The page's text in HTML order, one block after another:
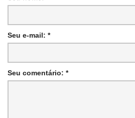
Seu e-mail: *
Seu comentário: *